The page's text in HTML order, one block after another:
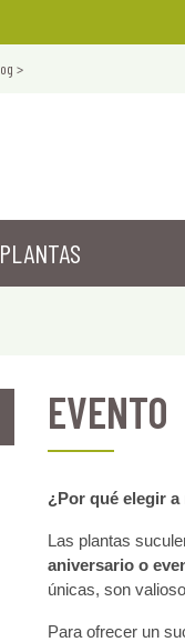
>
EVENTO
¿Por qué elegir
Las plantas
aniversario o
únicas, son
Para ofrecer un